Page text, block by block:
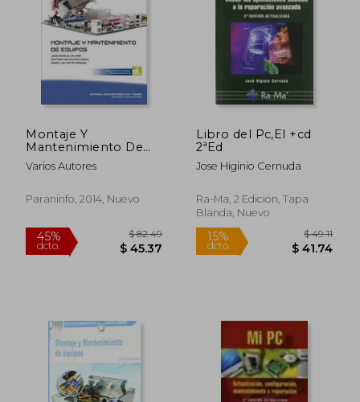
45%
dcto.
$ 186.20
Montaje Y
Mantenimiento De
Equipos
Varios Autores
Paraninfo, 2014, Nuevo
Libro del Pc,El +cd
2ªEd
Jose Higinio Cernuda
Ra-Ma, 2 Edición, Tapa
Blanda, Nuevo